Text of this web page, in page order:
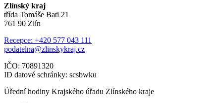
Zlínský kraj
třída Tomáše Bati 21
761 90 Zlín
Recepce: +420 577 043 111
podatelna@zlinskykraj.cz
IČO: 70891320
ID datové schránky: scsbwku
Úřední hodiny Krajského úřadu Zlínského kraje